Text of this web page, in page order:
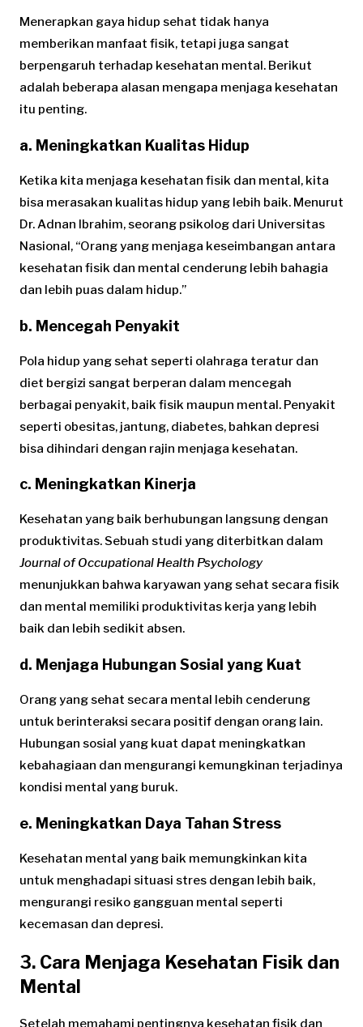
Menerapkan gaya hidup sehat tidak hanya
memberikan manfaat fisik, tetapi juga sangat
berpengaruh terhadap kesehatan mental. Berikut
adalah beberapa alasan mengapa menjaga kesehatan
itu penting.
a. Meningkatkan Kualitas Hidup
Ketika kita menjaga kesehatan fisik dan mental, kita
bisa merasakan kualitas hidup yang lebih baik. Menurut
Dr. Adnan Ibrahim, seorang psikolog dari Universitas
Nasional, “Orang yang menjaga keseimbangan antara
kesehatan fisik dan mental cenderung lebih bahagia
dan lebih puas dalam hidup.”
b. Mencegah Penyakit
Pola hidup yang sehat seperti olahraga teratur dan
diet bergizi sangat berperan dalam mencegah
berbagai penyakit, baik fisik maupun mental. Penyakit
seperti obesitas, jantung, diabetes, bahkan depresi
bisa dihindari dengan rajin menjaga kesehatan.
c. Meningkatkan Kinerja
Kesehatan yang baik berhubungan langsung dengan
produktivitas. Sebuah studi yang diterbitkan dalam
Journal of Occupational Health Psychology
menunjukkan bahwa karyawan yang sehat secara fisik
dan mental memiliki produktivitas kerja yang lebih
baik dan lebih sedikit absen.
d. Menjaga Hubungan Sosial yang Kuat
Orang yang sehat secara mental lebih cenderung
untuk berinteraksi secara positif dengan orang lain.
Hubungan sosial yang kuat dapat meningkatkan
kebahagiaan dan mengurangi kemungkinan terjadinya
kondisi mental yang buruk.
e. Meningkatkan Daya Tahan Stress
Kesehatan mental yang baik memungkinkan kita
untuk menghadapi situasi stres dengan lebih baik,
mengurangi resiko gangguan mental seperti
kecemasan dan depresi.
3. Cara Menjaga Kesehatan Fisik dan
Mental
Setelah memahami pentingnya kesehatan fisik dan